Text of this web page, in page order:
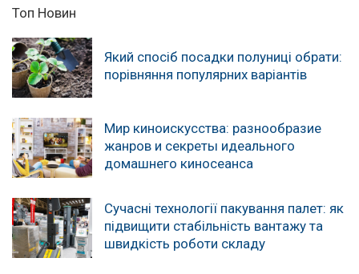
Топ Новин
Який спосіб посадки полуниці обрати:
порівняння популярних варіантів
Мир киноискусства: разнообразие
жанров и секреты идеального
домашнего киносеанса
Сучасні технології пакування палет: як
підвищити стабільність вантажу та
швидкість роботи складу